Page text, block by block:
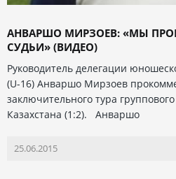
АНВАРШО МИРЗОЕВ: «МЫ
СУДЬИ» (ВИДЕО)
Руководитель делегации
(U-16) Анваршо Мирзоев
заключительного тура
Казахстана (1:2). Анваршо
25.06.2015